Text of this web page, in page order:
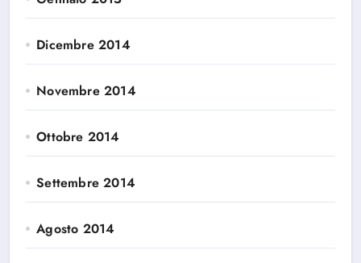
Dicembre 2014
Novembre 2014
Ottobre 2014
Settembre 2014
Agosto 2014